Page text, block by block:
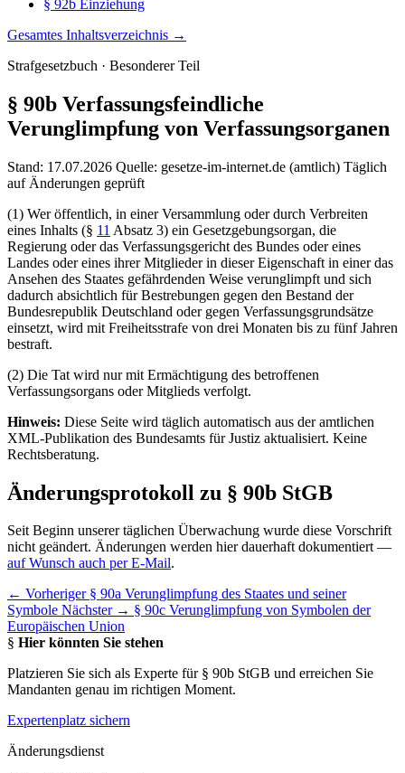
§ 92b Einziehung
Gesamtes Inhaltsverzeichnis →
Strafgesetzbuch · Besonderer Teil
§ 90b Verfassungsfeindliche
Verunglimpfung von Verfassungsorganen
Stand: 17.07.2026 Quelle: gesetze-im-internet.de (amtlich) Täglich
auf Änderungen geprüft
(1) Wer öffentlich, in einer Versammlung oder durch Verbreiten
eines Inhalts (§ 11 Absatz 3) ein Gesetzgebungsorgan, die
Regierung oder das Verfassungsgericht des Bundes oder eines
Landes oder eines ihrer Mitglieder in dieser Eigenschaft in einer das
Ansehen des Staates gefährdenden Weise verunglimpft und sich
dadurch absichtlich für Bestrebungen gegen den Bestand der
Bundesrepublik Deutschland oder gegen Verfassungsgrundsätze
einsetzt, wird mit Freiheitsstrafe von drei Monaten bis zu fünf Jahren
bestraft.
(2) Die Tat wird nur mit Ermächtigung des betroffenen
Verfassungsorgans oder Mitglieds verfolgt.
Hinweis: Diese Seite wird täglich automatisch aus der amtlichen
XML-Publikation des Bundesamts für Justiz aktualisiert. Keine
Rechtsberatung.
Änderungsprotokoll zu § 90b StGB
Seit Beginn unserer täglichen Überwachung wurde diese Vorschrift
nicht geändert. Änderungen werden hier dauerhaft dokumentiert —
auf Wunsch auch per E-Mail.
← Vorheriger § 90a Verunglimpfung des Staates und seiner
Symbole Nächster → § 90c Verunglimpfung von Symbolen der
Europäischen Union
§ Hier könnten Sie stehen
Platzieren Sie sich als Experte für § 90b StGB und erreichen Sie
Mandanten genau im richtigen Moment.
Expertenplatz sichern
Änderungsdienst